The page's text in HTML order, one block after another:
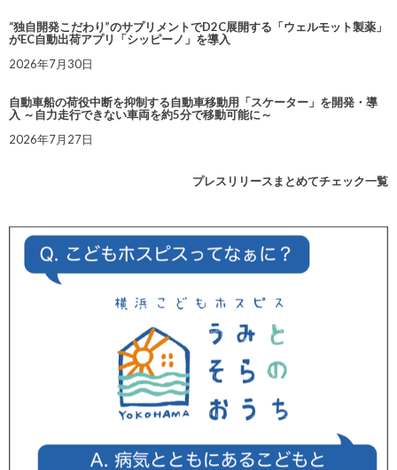
“独自開発こだわり”のサプリメントでD2C展開する「ウェルモット製薬」
がEC自動出荷アプリ「シッピーノ」を導入
2026年7月30日
自動車船の荷役中断を抑制する自動車移動用「スケーター」を開発・導
入 ～自力走行できない車両を約5分で移動可能に～
2026年7月27日
プレスリリースまとめてチェック一覧